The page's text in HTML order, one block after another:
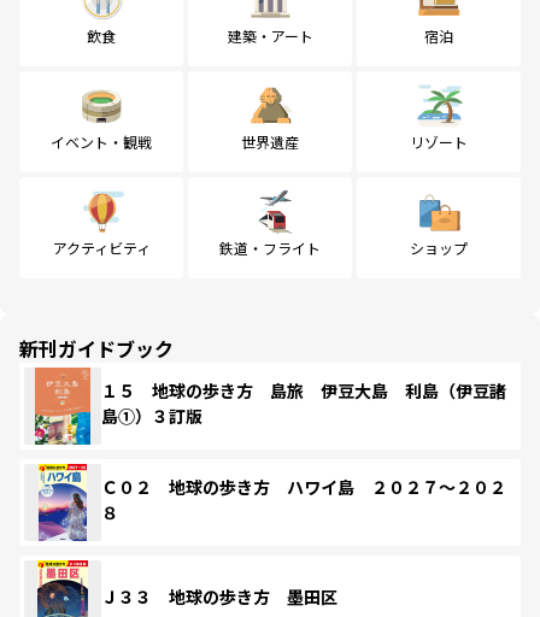
飲食 建築・アート 宿泊
イベント・観戦 世界遺産 リゾート
アクティビティ 鉄道・フライト ショップ
新刊ガイドブック
１５ 地球の歩き方 島旅 伊豆大島 利島（伊豆諸
島①）３訂版
Ｃ０２ 地球の歩き方 ハワイ島 ２０２７～２０２
８
Ｊ３３ 地球の歩き方 墨田区